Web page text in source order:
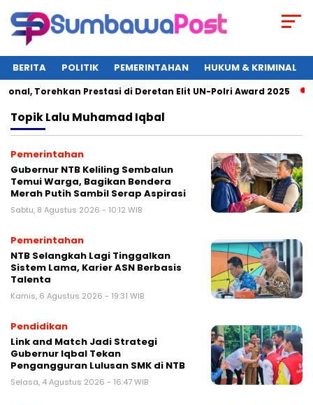
BERITA POLITIK PEMERINTAHAN HUKUM & KRIMINAL
Torehkan Prestasi di Deretan Elit UN-Polri Award 2025
TopikLalu Muhamad Iqbal
Pemerintahan
Gubernur NTB Keliling Sembalun
Temui Warga, Bagikan Bendera
Merah Putih Sambil Serap Aspirasi
Sabtu, 8 Agustus 2026 - 10:12 WIB
Pemerintahan
NTB Selangkah Lagi Tinggalkan
Sistem Lama, Karier ASN Berbasis
Talenta
Kamis, 6 Agustus 2026 - 19:31 WIB
Pendidikan
Link and Match Jadi Strategi
Gubernur Iqbal Tekan
Pengangguran Lulusan SMK di NTB
Selasa, 4 Agustus 2026 - 16:47 WIB